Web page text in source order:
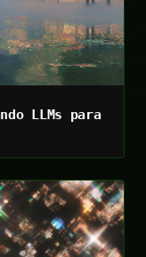
LLMs para